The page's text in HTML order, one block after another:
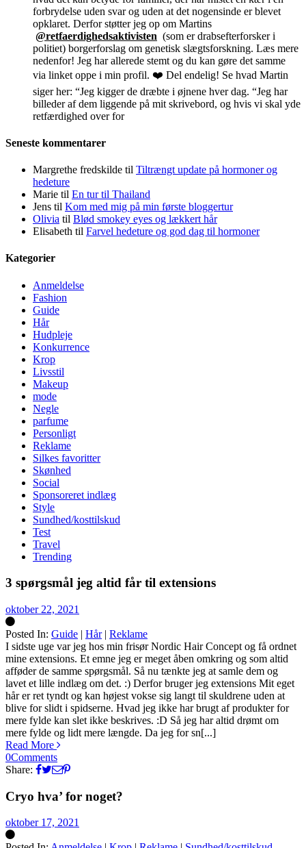
forbrydelse uden svar og uden at det nogensinde er blevet
opklaret. Derfor støtter jeg op om Martins
@retfaerdighedsaktivisten (som er drabsefterforsker i
politiet) borgerforslag om genetisk slægtsforskning. Læs mere
nedenfor! Jeg har allerede stemt og du kan gøre det samme
via linket oppe i min profil. ❤️ Del endelig! Se hvad Martin
siger her: “Jeg kigger de dræbte i øjnene hver dag. “Jeg har
billeder af dem liggende på mit skrivebord, og hvis vi skal yde
retfærdighed over for
Seneste kommentarer
Margrethe fredskilde til Tiltrængt update på hormoner og
hedeture
Marie til En tur til Thailand
Jens til Kom med mig på min første bloggertur
Olivia til Blød smokey eyes og lækkert hår
Elisabeth til Farvel hedeture og god dag til hormoner
Kategorier
Anmeldelse
Fashion
Guide
Hår
Hudpleje
Konkurrence
Krop
Livsstil
Makeup
mode
Negle
parfume
Personligt
Reklame
Silkes favoritter
Skønhed
Social
Sponsoreret indlæg
Style
Sundhed/kosttilskud
Test
Travel
Trending
3 spørgsmål jeg altid får til extensions
oktober 22, 2021
Posted In: Guide | Hår| Reklame
Silke
I sidste uge var jeg hos min frisør Nordic Hair Concept og få ordnet
mine extensions. Et emne jeg er meget åben omkring og som altid
afføder de samme spørgsmål. Så nu tænkte jeg at samle dem og
lavet et lille indlæg om det. :) Derfor bruger jeg extensions Mit eget
hår er ret tyndt og kan højest vokse sig langt til skuldrene uden at
blive for slidt i spidserne. Hvad jeg ikke har brugt af produkter for
mere fylde kan slet ikke beskrives. :D Så jeg har altid drømt om
mere fylde og lidt mere længde. Da jeg for sn[...]
Read More
0Comments
Share:
Cryo hva’ for noget?
oktober 17, 2021